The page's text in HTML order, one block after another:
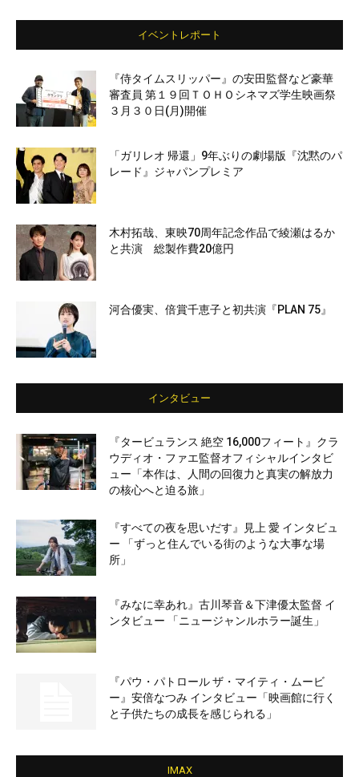
イベントレポート
『侍タイムスリッパー』の安田監督など豪華
審査員 第１９回ＴＯＨＯシネマズ学生映画祭
３月３０日(月)開催
「ガリレオ 帰還」9年ぶりの劇場版『沈黙のパ
レード』ジャパンプレミア
木村拓哉、東映70周年記念作品で綾瀬はるか
と共演 総製作費20億円
河合優実、倍賞千恵子と初共演『PLAN 75』
インタビュー
『タービュランス 絶空 16,000フィート』クラ
ウディオ・ファエ監督オフィシャルインタビ
ュー「本作は、人間の回復力と真実の解放力
の核心へと迫る旅」
『すべての夜を思いだす』見上 愛 インタビュ
ー 「ずっと住んでいる街のような大事な場
所」
『みなに幸あれ』古川琴音＆下津優太監督 イ
ンタビュー 「ニュージャンルホラー誕生」
『パウ・パトロール ザ・マイティ・ムービ
ー』安倍なつみ インタビュー「映画館に行く
と子供たちの成長を感じられる」
IMAX